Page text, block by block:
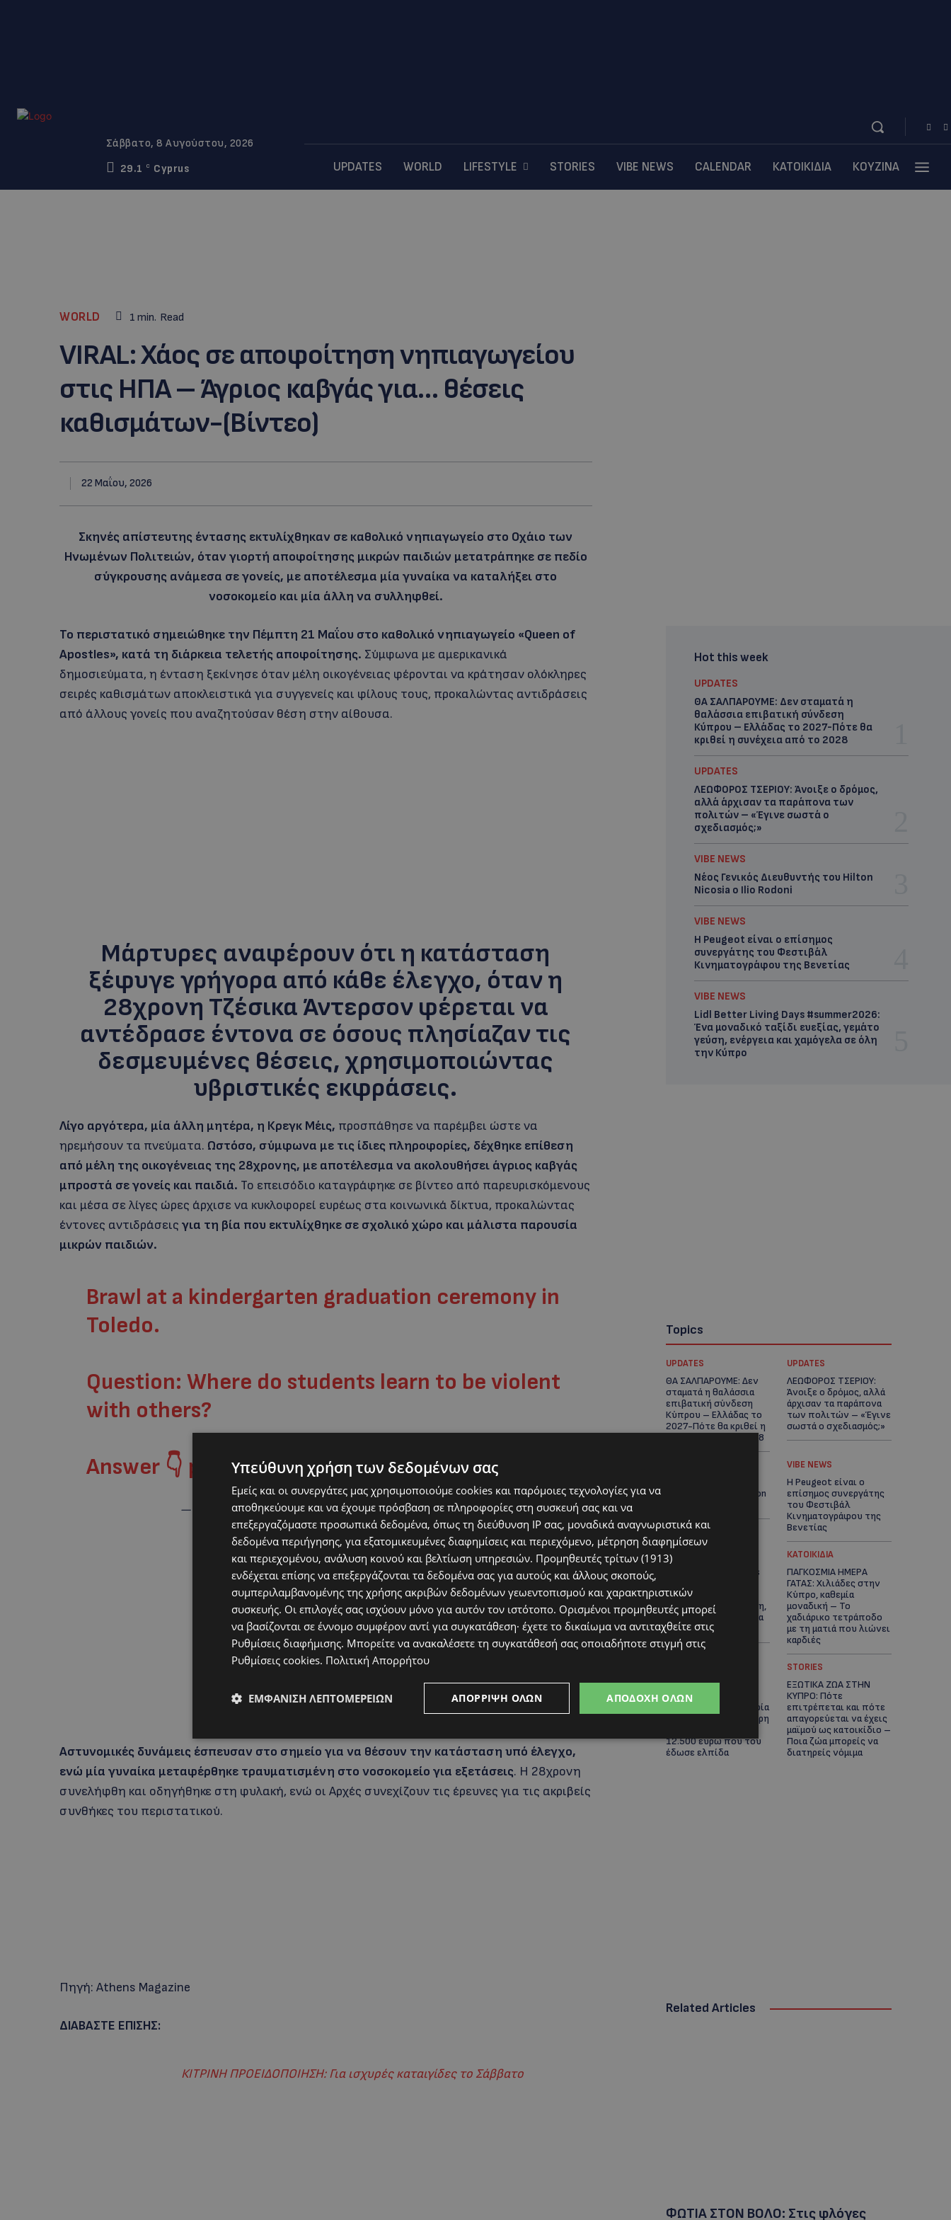
Σάββατο, 8 Αυγούστου, 2026
29.1
C Cyprus UPDATES WORLD LIFESTYLE STORIES VIBE NEWS CALENDAR ΚΑΤΟΙΚΙΔΙΑ ΚΟΥΖΙΝΑ
WORLD 1 min. Read
VIRAL: Χάος σε αποφοίτηση νηπιαγωγείου
στις ΗΠΑ – Άγριος καβγάς για… θέσεις
καθισμάτων-(Βίντεο)
22 Μαΐου, 2026
Σκηνές απίστευτης έντασης εκτυλίχθηκαν σε καθολικό νηπιαγωγείο στο Οχάιο των
Ηνωμένων Πολιτειών, όταν γιορτή αποφοίτησης μικρών παιδιών μετατράπηκε σε πεδίο
σύγκρουσης ανάμεσα σε γονείς, με αποτέλεσμα μία γυναίκα να καταλήξει στο
νοσοκομείο και μία άλλη να συλληφθεί.
Το περιστατικό σημειώθηκε την Πέμπτη 21 Μαΐου στο καθολικό νηπιαγωγείο «Queen of
Apostles», κατά τη διάρκεια τελετής αποφοίτησης. Σύμφωνα με αμερικανικά
δημοσιεύματα, η ένταση ξεκίνησε όταν μέλη οικογένειας φέρονται να κράτησαν ολόκληρες
σειρές καθισμάτων αποκλειστικά για συγγενείς και φίλους τους, προκαλώντας αντιδράσεις
από άλλους γονείς που αναζητούσαν θέση στην αίθουσα.
Μάρτυρες αναφέρουν ότι η κατάσταση
ξέφυγε γρήγορα από κάθε έλεγχο, όταν η
28χρονη Τζέσικα Άντερσον φέρεται να
αντέδρασε έντονα σε όσους πλησίαζαν τις
δεσμευμένες θέσεις, χρησιμοποιώντας
υβριστικές εκφράσεις.
Λίγο αργότερα, μία άλλη μητέρα, η Κρεγκ Μέις, προσπάθησε να παρέμβει ώστε να
ηρεμήσουν τα πνεύματα. Ωστόσο, σύμφωνα με τις ίδιες πληροφορίες, δέχθηκε επίθεση
από μέλη της οικογένειας της 28χρονης, με αποτέλεσμα να ακολουθήσει άγριος καβγάς
μπροστά σε γονείς και παιδιά. Το επεισόδιο καταγράφηκε σε βίντεο από παρευρισκόμενους
και μέσα σε λίγες ώρες άρχισε να κυκλοφορεί ευρέως στα κοινωνικά δίκτυα, προκαλώντας
έντονες αντιδράσεις για τη βία που εκτυλίχθηκε σε σχολικό χώρο και μάλιστα παρουσία
μικρών παιδιών.
Brawl at a kindergarten graduation ceremony in
Toledo.
Question: Where do students learn to be violent
with others?
Answer 👇 pic.twitter.com/ifCRFSPCUo
— Fixing Education (@FixingEducation)May 22, 2026
Αστυνομικές δυνάμεις έσπευσαν στο σημείο για να θέσουν την κατάσταση υπό έλεγχο,
ενώ μία γυναίκα μεταφέρθηκε τραυματισμένη στο νοσοκομείο για εξετάσεις. Η 28χρονη
συνελήφθη και οδηγήθηκε στη φυλακή, ενώ οι Αρχές συνεχίζουν τις έρευνες για τις ακριβείς
συνθήκες του περιστατικού.
Πηγή: Αthens Magazine
ΔΙΑΒΑΣΤΕ ΕΠΙΣΗΣ:
ΚITΡΙΝΗ ΠΡΟΕΙΔΟΠΟΙΗΣΗ: Για ισχυρές καταιγίδες το Σάββατο
Hot this week
UPDATES
ΘΑ ΣΑΛΠΑΡΟΥΜΕ: Δεν σταματά η
θαλάσσια επιβατική σύνδεση
Κύπρου – Ελλάδας το 2027-Πότε θα
κριθεί η συνέχεια από το 2028
UPDATES
ΛΕΩΦΟΡΟΣ ΤΣΕΡΙΟΥ: Άνοιξε ο δρόμος,
αλλά άρχισαν τα παράπονα των
πολιτών – «Έγινε σωστά ο
σχεδιασμός;»
VIBE NEWS
Νέος Γενικός Διευθυντής του Hilton
Nicosia ο Ilio Rodoni
VIBE NEWS
Η Peugeot είναι ο επίσημος
συνεργάτης του Φεστιβάλ
Κινηματογράφου της Βενετίας
VIBE NEWS
Lidl Better Living Days #summer2026:
Ένα μοναδικό ταξίδι ευεξίας, γεμάτο
γεύση, ενέργεια και χαμόγελα σε όλη
την Κύπρο
Topics
UPDATES
ΘΑ ΣΑΛΠΑΡΟΥΜΕ: Δεν
σταματά η θαλάσσια
επιβατική σύνδεση
Κύπρου – Ελλάδας το
2027-Πότε θα κριθεί η
συνέχεια από το 2028
UPDATES
ΛΕΩΦΟΡΟΣ ΤΣΕΡΙΟΥ:
Άνοιξε ο δρόμος, αλλά
άρχισαν τα παράπονα
των πολιτών – «Έγινε
σωστά ο σχεδιασμός;»
Διευθυντής του Hilton
VIBE NEWS
Η Peugeot είναι ο
επίσημος συνεργάτης
του Φεστιβάλ
Κινηματογράφου της
Βενετίας
VIBE NEWS
Lidl Better Living Days
μοναδικό ταξίδι
ευεξίας, γεμάτο γεύση,
ενέργεια και χαμόγελα
σε όλη την Κύπρο
ΚΑΤΟΙΚΙΔΙΑ
ΠΑΓΚΟΣΜΙΑ ΗΜΕΡΑ
ΓΑΤΑΣ: Χιλιάδες στην
Κύπρο, καθεμία
μοναδική – Το
χαδιάρικο τετράποδο
με τη ματιά που λιώνει
καρδιές
ΤΑΣΟΣ
ΧΑΤΖΗΓΙΟΒΑΝΗΣ: Η
συγκλονιστική ιστορία
του 12χρονου Δημήτρη
12.500 ευρώ που του
έδωσε ελπίδα
STORIES
ΕΞΩΤΙΚΑ ΖΩΑ ΣΤΗΝ
ΚΥΠΡΟ: Πότε
επιτρέπεται και πότε
απαγορεύεται να έχεις
μαϊμού ως κατοικίδιο –
Ποια ζώα μπορείς να
διατηρείς νόμιμα
Related Articles
ΦΩΤΙΑ ΣΤΟΝ ΒΟΛΟ: Στις φλόγες
Υπεύθυνη χρήση των δεδομένων σας
Εμείς και οι συνεργάτες μας χρησιμοποιούμε cookies και παρόμοιες τεχνολογίες για να
αποθηκεύουμε και να έχουμε πρόσβαση σε πληροφορίες στη συσκευή σας και να
επεξεργαζόμαστε προσωπικά δεδομένα, όπως τη διεύθυνση IP σας, μοναδικά αναγνωριστικά και
δεδομένα περιήγησης, για εξατομικευμένες διαφημίσεις και περιεχόμενο, μέτρηση διαφημίσεων
και περιεχομένου, ανάλυση κοινού και βελτίωση υπηρεσιών. Προμηθευτές τρίτων (1913)
ενδέχεται επίσης να επεξεργάζονται τα δεδομένα σας για αυτούς και άλλους σκοπούς,
συμπεριλαμβανομένης της χρήσης ακριβών δεδομένων γεωεντοπισμού και χαρακτηριστικών
συσκευής. Οι επιλογές σας ισχύουν μόνο για αυτόν τον ιστότοπο. Ορισμένοι προμηθευτές μπορεί
να βασίζονται σε έννομο συμφέρον αντί για συγκατάθεση· έχετε το δικαίωμα να αντιταχθείτε στις
Ρυθμίσεις διαφήμισης. Μπορείτε να ανακαλέσετε τη συγκατάθεσή σας οποιαδήποτε στιγμή στις
Ρυθμίσεις cookies. Πολιτική Απορρήτου
ΑΠΟΔΟΧΉ ΌΛΩΝ
ΑΠΌΡΡΙΨΗ ΌΛΩΝ
ΕΜΦΆΝΙΣΗ ΛΕΠΤΟΜΕΡΕΙΏΝ